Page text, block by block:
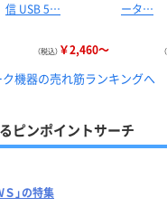
信 USB 5…
（税込） ￥2,460～
ータ…
ク機器の売れ筋ランキングへ
ピンポイントサーチ
」の特集